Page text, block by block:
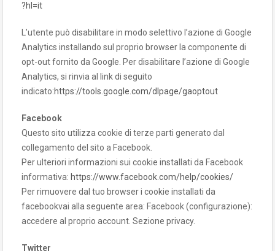
?hl=it
L’utente può disabilitare in modo selettivo l’azione di Google
Analytics installando sul proprio browser la componente di
opt-out fornito da Google. Per disabilitare l’azione di Google
Analytics, si rinvia al link di seguito
indicato:https://tools.google.com/dlpage/gaoptout
Facebook
Questo sito utilizza cookie di terze parti generato dal
collegamento del sito a Facebook.
Per ulteriori informazioni sui cookie installati da Facebook
informativa: https://www.facebook.com/help/cookies/
Per rimuovere dal tuo browser i cookie installati da
facebookvai alla seguente area: Facebook (configurazione):
accedere al proprio account. Sezione privacy.
Twitter